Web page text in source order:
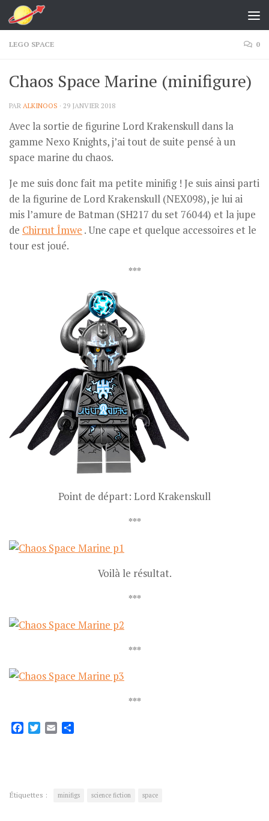
Skip to content
LEGO SPACE 0
Chaos Space Marine (minifigure)
PAR ALKINOOS · 29 JANVIER 2018
Avec la sortie de figurine Lord Krakenskull dans la
gamme Nexo Knights, j’ai tout de suite pensé à un
space marine du chaos.
Je me suis donc fait ma petite minifig ! Je suis ainsi parti
de la figurine de Lord Krakenskull (NEX098), je lui ai
mis l’amure de Batman (SH217 du set 76044) et la jupe
de Chirrut Îmwe . Une cape et quelque accessoires et le
tour est joué.
***
Point de départ: Lord Krakenskull
***
Voilà le résultat.
***
***
***
Facebook
Twitter
Email
Étiquettes : minifigs science fiction space